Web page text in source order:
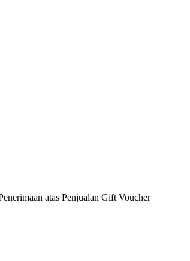
atas Penjualan Gift Voucher